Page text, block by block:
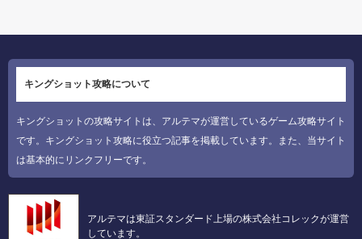
キングショット攻略について
キングショットの攻略サイトは、アルテマが運営しているゲーム攻略サイト
です。キングショット攻略に役立つ記事を掲載しています。また、当サイト
は基本的にリンクフリーです。
アルテマは東証スタンダード上場の株式会社コレックが運営
しています。